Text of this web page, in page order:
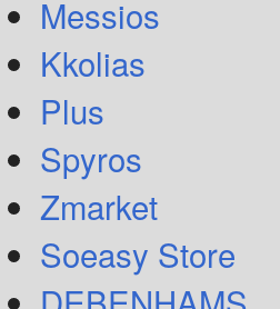
Messios
Kkolias
Plus
Spyros
Zmarket
Soeasy Store